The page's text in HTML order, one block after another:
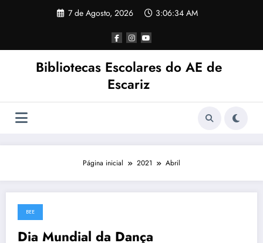
7 de Agosto, 2026 3:06:34 AM
Bibliotecas Escolares do AE de
Escariz
Página inicial 2021 Abril
30 de Abril, 2021
BEE
Dia Mundial da Dança